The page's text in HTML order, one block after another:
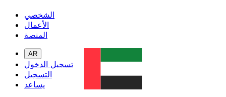
الشخصي
الأعمال
المنصة
AR
تسجيل الدخول
التسجيل
يساعد